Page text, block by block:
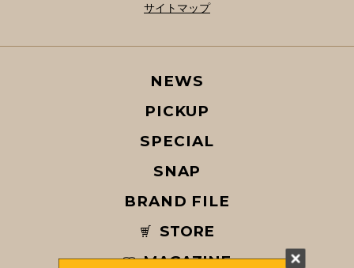
サイトマップ
NEWS
PICKUP
SPECIAL
SNAP
BRAND FILE
STORE
MAGAZINE